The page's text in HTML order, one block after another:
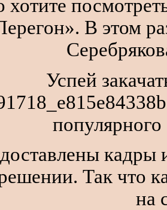
хотите
В этом
Успей
кадры
Так что
на